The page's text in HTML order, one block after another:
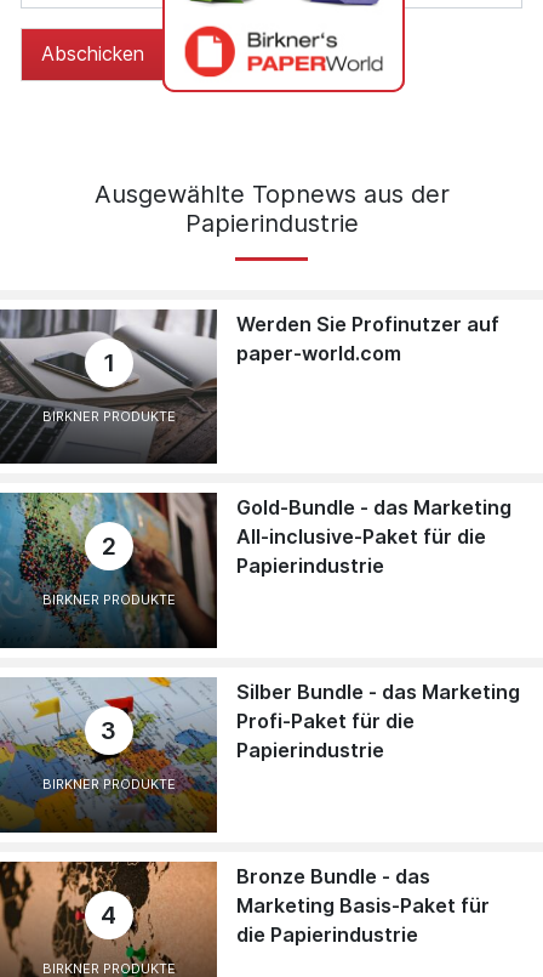
Abschicken
Ausgewählte Topnews aus der
Papierindustrie
1
BIRKNER PRODUKTE
Werden Sie Profinutzer auf
paper-world.com
2
BIRKNER PRODUKTE
Gold-Bundle - das Marketing
All-inclusive-Paket für die
Papierindustrie
3
BIRKNER PRODUKTE
Silber Bundle - das Marketing
Profi-Paket für die
Papierindustrie
4
BIRKNER PRODUKTE
Bronze Bundle - das
Marketing Basis-Paket für
die Papierindustrie